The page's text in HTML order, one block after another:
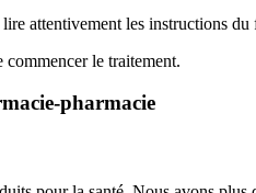
attentivement les instructions
le traitement.
pharmacie